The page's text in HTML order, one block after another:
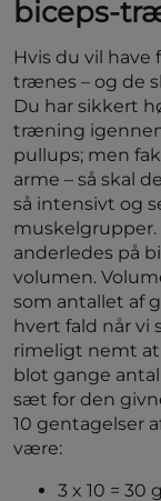
biceps-
Hvis du vil have
trænes – og de
Du har sikkert
træning
pullups; men
arme – så skal
så intensivt og
muskelgrupper.
anderledes på
volumen.
som antallet af
hvert fald når vi
rimeligt nemt
blot gange
sæt for den
10 gentagelser
være:
3 x 10 = 30